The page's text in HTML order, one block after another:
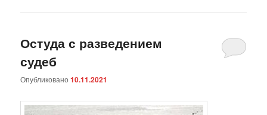
Остуда с разведением
судеб
Опубликовано10.11.2021